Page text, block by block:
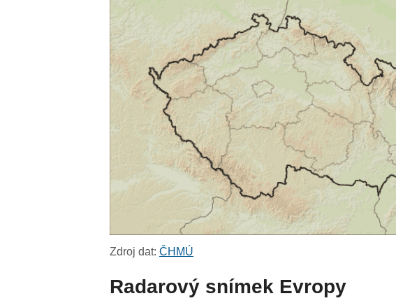
Zdroj dat:ČHMÚ
Radarový snímek Evropy